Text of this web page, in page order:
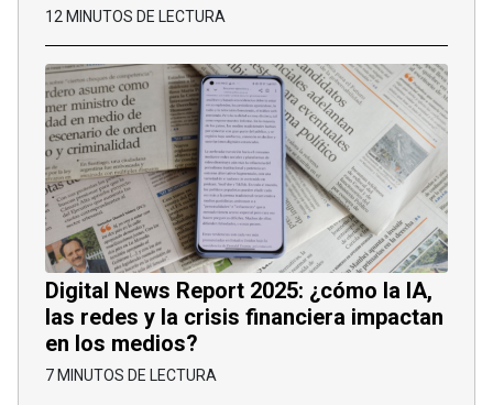
12 MINUTOS DE LECTURA
Digital News Report 2025: ¿cómo la IA,
las redes y la crisis financiera impactan
en los medios?
7 MINUTOS DE LECTURA